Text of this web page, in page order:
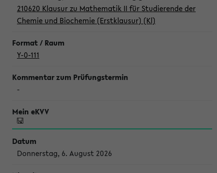
210620 Klausur zu Mathematik II für Studierende der
Chemie und Biochemie (Erstklausur) (Kl)
Y-0-111
-
Donnerstag, 6. August 2026